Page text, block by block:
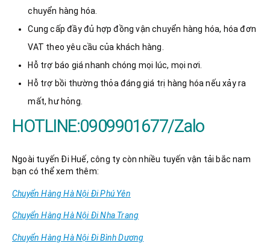
chuyển hàng hóa.
Cung cấp đầy đủ hợp đồng vận chuyển hàng hóa, hóa đơn
VAT theo yêu cầu của khách hàng.
Hỗ trợ báo giá nhanh chóng mọi lúc, mọi nơi.
Hỗ trợ bồi thường thỏa đáng giá trị hàng hóa nếu xảy ra
mất, hư hỏng.
HOTLINE:0909901677/Zalo
Ngoài tuyến Đi Huế, công ty còn nhiều tuyến vận tải bắc nam
bạn có thể xem thêm:
Chuyển Hàng Hà Nội Đi Phú Yên
Chuyển Hàng Hà Nội Đi Nha Trang
Chuyển Hàng Hà Nội Đi Bình Dương